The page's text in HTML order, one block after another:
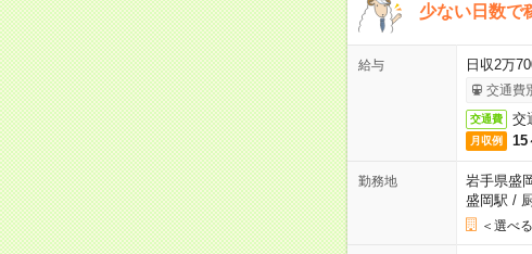
少ない日数で
給与 日収2万
交通費
交通費 交
月収例 15
勤務地
岩手県盛
盛岡駅 /
＜選べ